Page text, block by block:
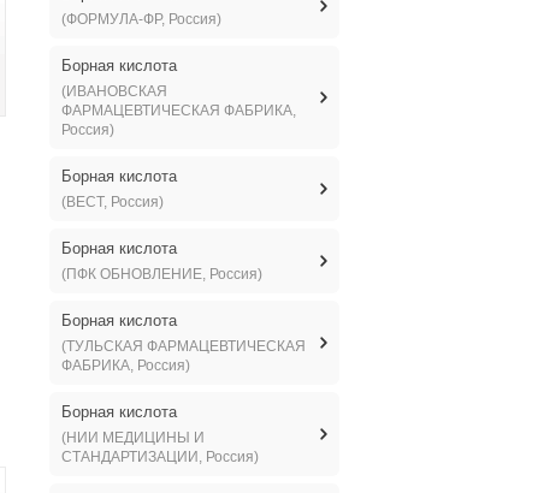
(ФОРМУЛА-ФР, Россия)
Борная кислота
(ИВАНОВСКАЯ
ФАРМАЦЕВТИЧЕСКАЯ ФАБРИКА,
Россия)
Борная кислота
(ВЕСТ, Россия)
Борная кислота
(ПФК ОБНОВЛЕНИЕ, Россия)
Борная кислота
(ТУЛЬСКАЯ ФАРМАЦЕВТИЧЕСКАЯ
ФАБРИКА, Россия)
Борная кислота
(НИИ МЕДИЦИНЫ И
СТАНДАРТИЗАЦИИ, Россия)